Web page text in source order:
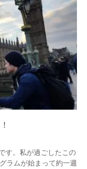
す。私が過ごしたこの
ラムが始まって約一週